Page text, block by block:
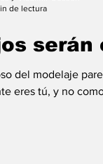
serán
del modelaje
eres tú, y no
de lectura